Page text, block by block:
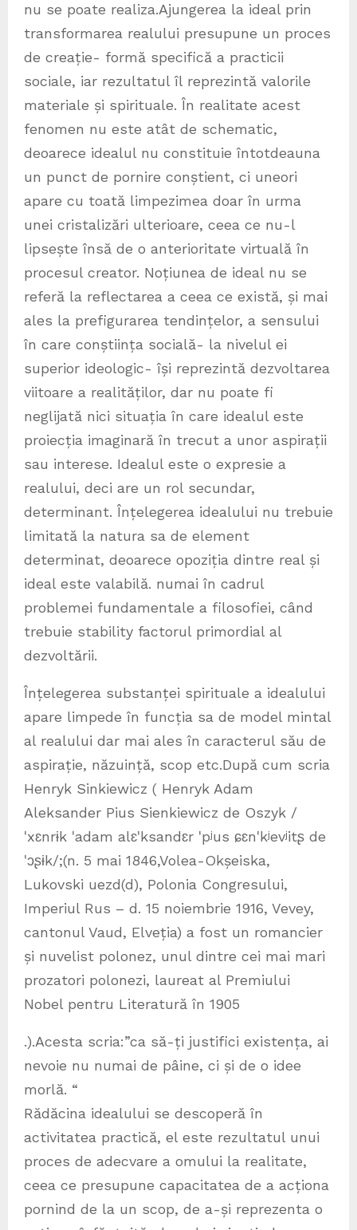
nu se poate realiza.Ajungerea la ideal prin
transformarea realului presupune un proces
de creație- formă specifică a practicii
sociale, iar rezultatul îl reprezintă valorile
materiale și spirituale. În realitate acest
fenomen nu este atât de schematic,
deoarece idealul nu constituie întotdeauna
un punct de pornire conștient, ci uneori
apare cu toată limpezimea doar în urma
unei cristalizări ulterioare, ceea ce nu-l
lipsește însă de o anterioritate virtuală în
procesul creator. Noțiunea de ideal nu se
referă la reflectarea a ceea ce există, și mai
ales la prefigurarea tendințelor, a sensului
în care conștiința socială- la nivelul ei
superior ideologic- își reprezintă dezvoltarea
viitoare a realităților, dar nu poate fi
neglijată nici situația în care idealul este
proiecția imaginară în trecut a unor aspirații
sau interese. Idealul este o expresie a
realului, deci are un rol secundar,
determinant. Înțelegerea idealului nu trebuie
limitată la natura sa de element
determinat, deoarece opoziția dintre real și
ideal este valabilă. numai în cadrul
problemei fundamentale a filosofiei, când
trebuie stability factorul primordial al
dezvoltării.
Înțelegerea substanței spirituale a idealului
apare limpede în funcția sa de model mintal
al realului dar mai ales în caracterul său de
aspirație, năzuință, scop etc.După cum scria
Henryk Sinkiewicz ( Henryk Adam
Aleksander Pius Sienkiewicz de Oszyk /
ˈxɛnrɨk ˈadam alɛˈksandɛr ˈpʲus ɕɛnˈkʲevʲitʂ de
ˈɔʂɨk/;(n. 5 mai 1846,Volea-Okșeiska,
Lukovski uezd⁠(d), Polonia Congresului,
Imperiul Rus – d. 15 noiembrie 1916, Vevey,
cantonul Vaud, Elveția) a fost un romancier
și nuvelist polonez, unul dintre cei mai mari
prozatori polonezi, laureat al Premiului
Nobel pentru Literatură în 1905
.).Acesta scria:”ca să-ți justifici existența, ai
nevoie nu numai de pâine, ci și de o idee
morlă. “
Rădăcina idealului se descoperă în
activitatea practică, el este rezultatul unui
proces de adecvare a omului la realitate,
ceea ce presupune capacitatea de a acționa
pornind de la un scop, de a-și reprezenta o